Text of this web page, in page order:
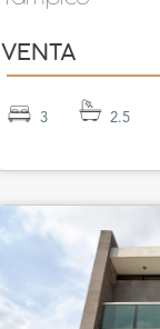
VENTA
3 2.5